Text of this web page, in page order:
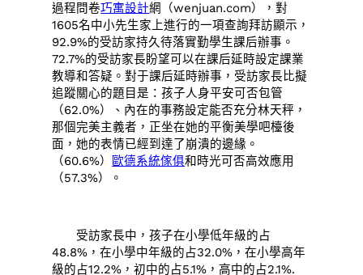
過程問卷巧寓設計網（wenjuan.com），對
1605名中小先生家上進行的一項查詢拜訪顯示，
92.9%的受訪家持久待落實勤學生課后辦事。
72.7%的受訪家長盼望可以在課后延時設定課業
教導和答疑。對于課后延時辦事，受訪家長比擬
追蹤關心的題目是：孩子人身平安可否包管
（62.0%）、內在的事務設定能否充分林天秤，
那個完美主義者，正坐在她的平衡美學吧檯後
面，她的表情已經到達了崩潰的邊緣。
（60.6%）歐德系統傢俱和時光可否高效應用
（57.3%）。
受訪家長中，孩子在小學低年級的占
48.8%，在小學中年級的占32.0%，在小學高年
級的占12.2%，初中的占5.1%，高中的占2.1%.